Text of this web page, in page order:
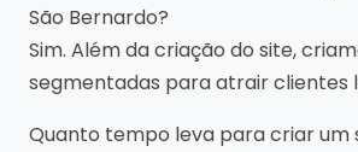
São Bernardo?
Sim. Além da criação do site,
segmentadas para atrair clientes
Quanto tempo leva para criar um